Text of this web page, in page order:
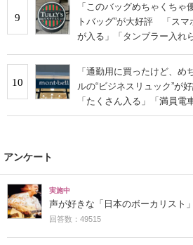
9
「このバッグめちゃくち
トバッグ”が大好評 「スマ
が入る」「タンブラー入れ
10
「通勤用に買ったけど、
ルの“ビジネスリュック”が
「たくさん入る」「満員電
アンケート
実施中
声が好きな「日本のボーカリスト
回答数：49515